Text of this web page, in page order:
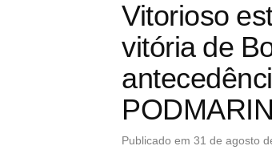
Vitorioso
vitória de
Publicado em 31 de agosto